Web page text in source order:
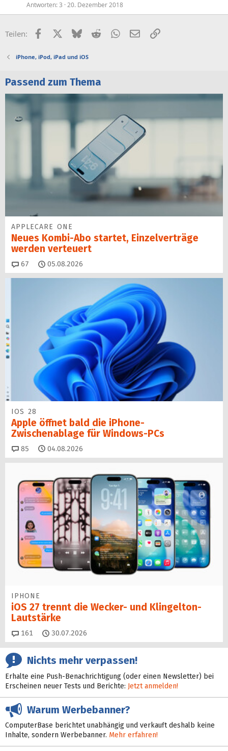
Antworten 3 20. Dezember 2018
Teilen: FacebookX (Twitter)
BlueskyRedditWhatsApp
E-MailLink
iPhone, iPod, iPad und iOS
Passend zum Thema
APPLECARE ONE
Neues Kombi-Abo startet, Einzelverträge
werden verteuert
67 Kommentare
05.08.2026
IOS 28
Apple öffnet bald die iPhone-
Zwischenablage für Windows-PCs
85 Kommentare
04.08.2026
IPHONE
iOS 27 trennt die Wecker- und Klingelton-
Lautstärke
161 Kommentare
30.07.2026
Nichts mehr verpassen!
Erhalte eine Push-Benachrichtigung (oder einen Newsletter) bei
Erscheinen neuer Tests und Berichte: Jetzt anmelden!
Warum Werbebanner?
ComputerBase berichtet unabhängig und verkauft deshalb keine
Inhalte, sondern Werbebanner. Mehr erfahren!